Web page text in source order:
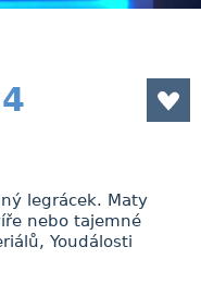
legrácek. Maty
nebo tajemné
Youdálosti